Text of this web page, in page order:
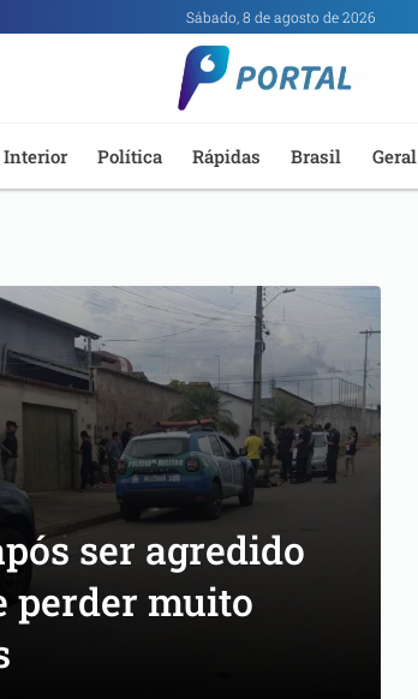
Sábado, 8 de agosto de 2026
Interior Política Rápidas Brasil Geral
ser agredido
perder muito